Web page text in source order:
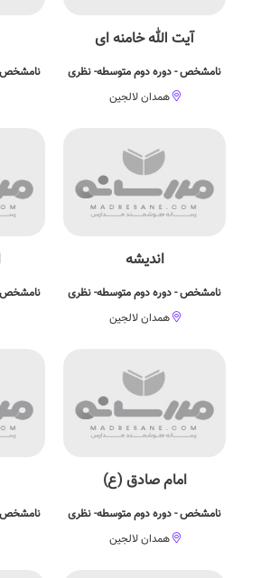
آیت الله خامنه ای
نامشخص - دوره دوم متوسطه- نظری
همدان لالجین
نامشخص
اندیشه
نامشخص - دوره دوم متوسطه- نظری
همدان لالجین
نامشخص
امام صادق (ع)
نامشخص - دوره دوم متوسطه- نظری
همدان لالجین
نامشخص